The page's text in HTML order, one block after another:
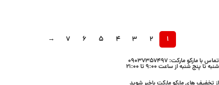
1
2
3
4
5
6
7
→
تماس با مارکو مارکت: 09037357497
شنبه تا پنج شنبه از ساعت 9:00 تا 21:00